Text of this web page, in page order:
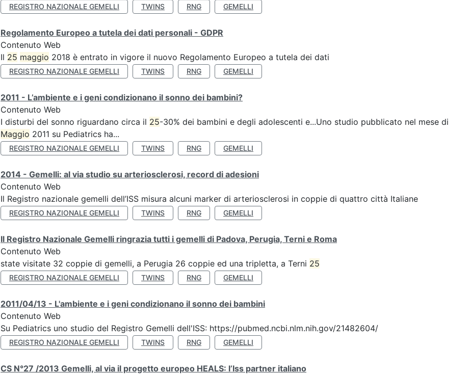
REGISTRO NAZIONALE GEMELLI TWINS RNG GEMELLI
Regolamento Europeo a tutela dei dati personali - GDPR
Contenuto Web
Il 25 maggio 2018 è entrato in vigore il nuovo Regolamento Europeo a tutela dei dati
REGISTRO NAZIONALE GEMELLI TWINS RNG GEMELLI
2011 - L’ambiente e i geni condizionano il sonno dei bambini?
Contenuto Web
I disturbi del sonno riguardano circa il 25-30% dei bambini e degli adolescenti e...Uno studio pubblicato nel mese di
Maggio 2011 su Pediatrics ha...
REGISTRO NAZIONALE GEMELLI TWINS RNG GEMELLI
2014 - Gemelli: al via studio su arteriosclerosi, record di adesioni
Contenuto Web
Il Registro nazionale gemelli dell’ISS misura alcuni marker di arteriosclerosi in coppie di quattro città Italiane
REGISTRO NAZIONALE GEMELLI TWINS RNG GEMELLI
Il Registro Nazionale Gemelli ringrazia tutti i gemelli di Padova, Perugia, Terni e Roma
Contenuto Web
state visitate 32 coppie di gemelli, a Perugia 26 coppie ed una tripletta, a Terni 25
REGISTRO NAZIONALE GEMELLI TWINS RNG GEMELLI
2011/04/13 - L'ambiente e i geni condizionano il sonno dei bambini
Contenuto Web
Su Pediatrics uno studio del Registro Gemelli dell'ISS: https://pubmed.ncbi.nlm.nih.gov/21482604/
REGISTRO NAZIONALE GEMELLI TWINS RNG GEMELLI
CS N°27 /2013 Gemelli, al via il progetto europeo HEALS: l’Iss partner italiano